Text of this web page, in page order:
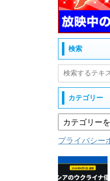
検索
カテゴリー
プライバシー